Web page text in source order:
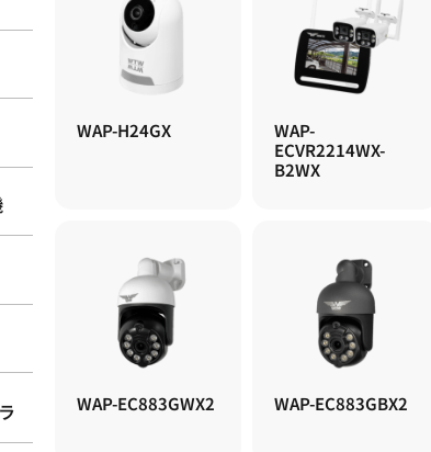
WAP-H24GX
WAP-
ECVR2214WX-
B2WX
WAP-EC883GWX2 WAP-EC883GBX2